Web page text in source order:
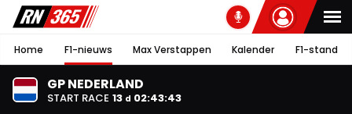
Home F1-nieuws Max Verstappen Kalender F1-stand
GP NEDERLAND
START RACE 13 d 02:43:43